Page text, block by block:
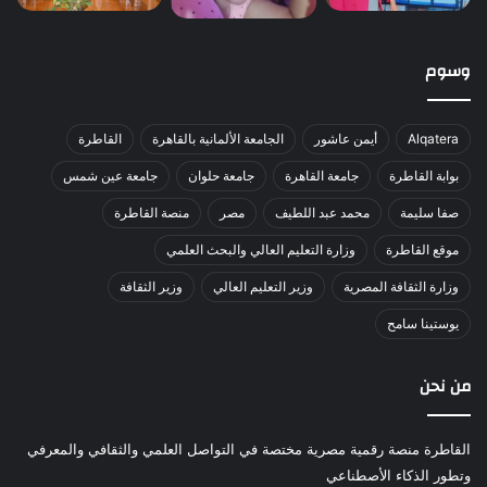
وسوم
Alqatera أيمن عاشور الجامعة الألمانية بالقاهرة القاطرة
بوابة القاطرة جامعة القاهرة جامعة حلوان جامعة عين شمس
صفا سليمة محمد عبد اللطيف مصر منصة القاطرة
موقع القاطرة وزارة التعليم العالي والبحث العلمي
وزارة الثقافة المصرية وزير التعليم العالي وزير الثقافة
يوستينا سامح
من نحن
القاطرة منصة رقمية مصرية مختصة في التواصل العلمي والثقافي والمعرفي
وتطور الذكاء الأصطناعي